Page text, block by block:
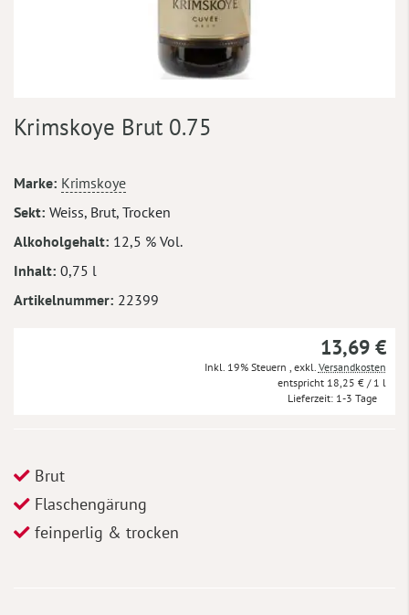
Anfang
springen
Krimskoye Brut 0.75
Mehr
Informationen
Marke Krimskoye
Sekt Weiss, Brut, Trocken
Alkoholgehalt 12,5 % Vol.
Inhalt 0,75 l
Artikelnummer 22399
13,69 €
Inkl. 19% Steuern exkl. Versandkosten
18,25 € / 1 l
Lieferzeit 1-3 Tage
Brut
Flaschengärung
feinperlig & trocken